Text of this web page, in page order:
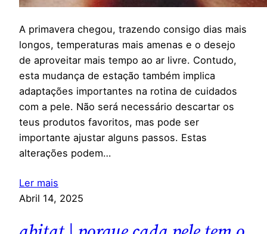
A primavera chegou, trazendo consigo dias mais
longos, temperaturas mais amenas e o desejo
de aproveitar mais tempo ao ar livre. Contudo,
esta mudança de estação também implica
adaptações importantes na rotina de cuidados
com a pele. Não será necessário descartar os
teus produtos favoritos, mas pode ser
importante ajustar alguns passos. Estas
alterações podem…
Ler mais
Abril 14, 2025